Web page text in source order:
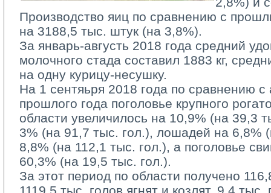
Производство яиц по сравнению с
на 3188,5 тыс. штук (на 3,8%).
За январь-августь 2018 года средний
молочного стада составил 1883 кг,
на одну курицу-несушку.
На 1 сентяьря 2018 года по сравнению
прошлого года поголовье крупного
области увеличилось на 10,9% (на 39,3
3% (на 91,7 тыс. гол.), лошадей на 6,8%
8,8% (на 112,1 тыс. гол.), а поголовье
60,3% (на 19,5 тыс. гол.).
За этот период по области получено